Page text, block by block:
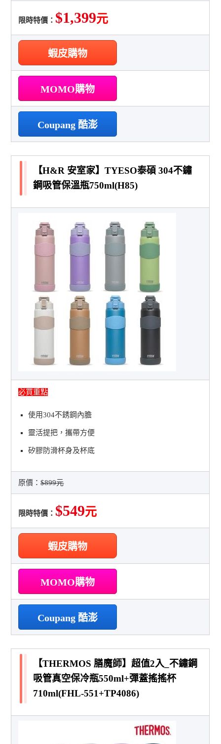
限時特價： $1,399元
蝦皮購物
MOMO購物
Coupang 酷澎
【H&R 安室家】TYESO泰碩 304不鏽
鋼吸管保溫瓶750ml(H85)
必買重點
使用304不銹鋼內膽
靈活提把，攜帶方便
矽膠防滑杯身及杯底
原價：$899元
限時特價： $549元
蝦皮購物
MOMO購物
Coupang 酷澎
【THERMOS 膳魔師】超值2入_不鏽鋼
吸管真空保冷瓶550ml+彈蓋搖搖杯
710ml(FHL-551+TP4086)